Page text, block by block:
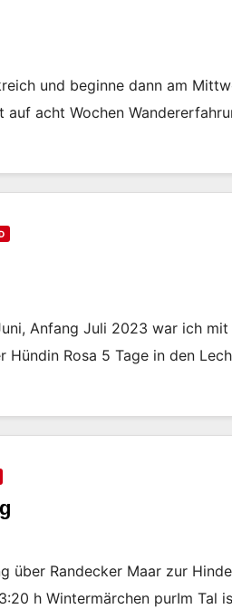
und beginne dann am
auf acht Wochen
Anfang Juli 2023 war ich mit
Hündin Rosa 5 Tage in den
über Randecker Maar zur
h Wintermärchen purIm Tal